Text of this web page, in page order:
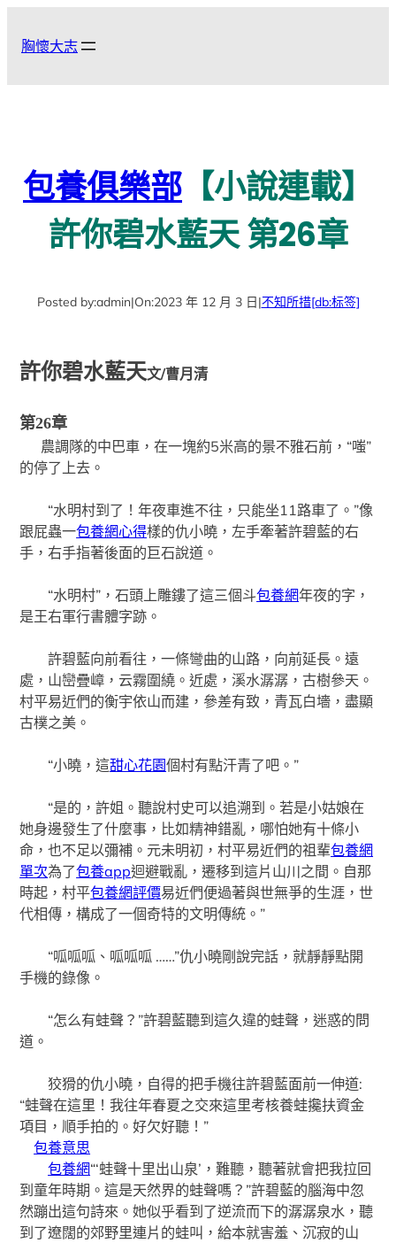
胸懷大志
包養俱樂部 【小說連載】
許你碧水藍天 第26章
Posted by:admin|On:2023 年 12 月 3 日|不知所措[db:标签]
許你碧水藍天文/曹月清
第26章
農調隊的中巴車，在一塊約5米高的景不雅石前，“嗤”
的停了上去。
“水明村到了！年夜車進不往，只能坐11路車了。”像
跟屁蟲一包養網心得樣的仇小曉，左手牽著許碧藍的右
手，右手指著後面的巨石說道。
“水明村”，石頭上雕鏤了這三個斗包養網年夜的字，
是王右軍行書體字跡。
許碧藍向前看往，一條彎曲的山路，向前延長。遠
處，山巒疊嶂，云霧圍繞。近處，溪水潺潺，古樹參天。
村平易近們的衡宇依山而建，參差有致，青瓦白墻，盡顯
古樸之美。
“小曉，這甜心花園個村有點汗青了吧。”
“是的，許姐。聽說村史可以追溯到。若是小姑娘在
她身邊發生了什麼事，比如精神錯亂，哪怕她有十條小
命，也不足以彌補。元未明初，村平易近們的祖輩包養網
單次為了包養app迴避戰亂，遷移到這片山川之間。自那
時起，村平包養網評價易近們便過著與世無爭的生涯，世
代相傳，構成了一個奇特的文明傳統。”
“呱呱呱、呱呱呱 ……”仇小曉剛說完話，就靜靜點開
手機的錄像。
“怎么有蛙聲？”許碧藍聽到這久違的蛙聲，迷惑的問
道。
狡猾的仇小曉，自得的把手機往許碧藍面前一伸道:
“蛙聲在這里！我往年春夏之交來這里考核養蛙攙扶資金
項目，順手拍的。好欠好聽！”
包養意思
包養網“‘蛙聲十里出山泉’，難聽，聽著就會把我拉回
到童年時期。這是天然界的蛙聲嗎？”許碧藍的腦海中忽
然蹦出這句詩來。她似乎看到了逆流而下的潺潺泉水，聽
到了遼闊的郊野里連片的蛙叫，給本就害羞、沉寂的山